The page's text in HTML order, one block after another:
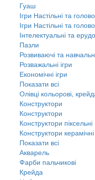
Гуаш
Ігри Настільні та
Ігри Настільні та
Інтелектуальні та
Пазли
Розвиваючі та
Розважальні ігри
Економічні ігри
Показати всі
Олівці кольорові,
Конструктори
Конструктори
Конструктори піксельні
Конструктори керамічні
Показати всі
Акварель
Фарби пальчикові
Крейда